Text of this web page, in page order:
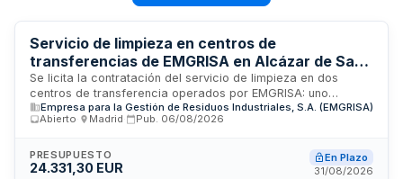
Servicio de limpieza en centros de
transferencias de EMGRISA en Alcázar de San
Juan y Mérida
Se licita la contratación del servicio de limpieza en dos
centros de transferencia operados por EMGRISA: uno
ubicado en Alcázar de San Juan con superficie aproximada
de cien metros cuadrados en el Polígono Industrial Emilio
y se rige por la Ley de Contratos del Sector Público. La
adjudicación se realizará conforme a criterios de mejor
Empresa para la Gestión de Residuos Industriales, S.A. (EMGRISA)
Abierto
Madrid Pub. 06/08/2026
PRESUPUESTO
24.331,30 EUR
En Plazo
31/08/2026